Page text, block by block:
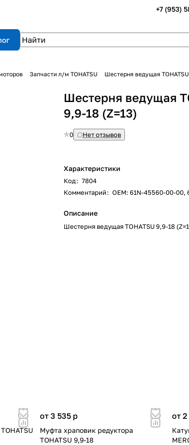
+7 (953)
Запчасти л/м TOHATSU Шестерня ведущая
Шестерня ведущая
9,9-18 (Z=13)
0 Нет отзывов
Характеристики
Код: 7804
Комментарий: OEM: 61N-45560-00-00,
Описание
Шестерня ведущая TOHATSU 9,9-18
от 3 535 p
Муфта храповик редуктора
TOHATSU 9,9-18
от